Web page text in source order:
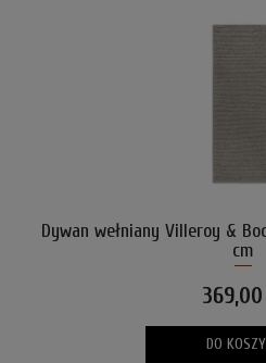
Dywan wełniany Villeroy &
cm
369,00
DO